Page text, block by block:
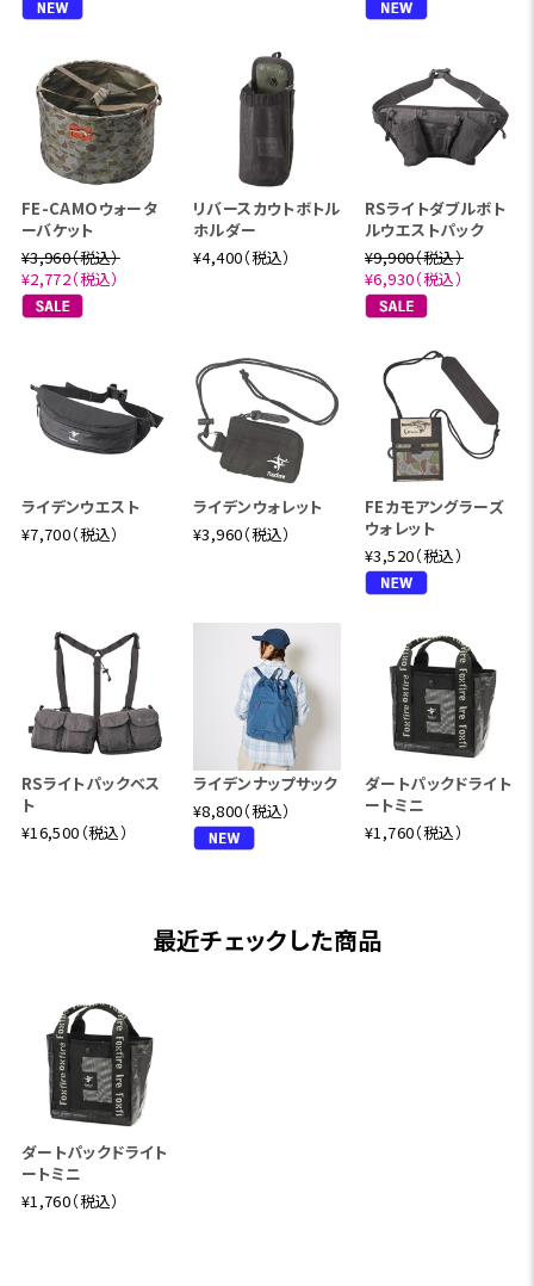
FE-CAMOウォータ
ーバケット
¥3,960（税込）
¥2,772（税込）
リバースカウトボトル
ホルダー
¥4,400（税込）
RSライトダブルボト
ルウエストパック
¥9,900（税込）
¥6,930（税込）
ライデンウエスト
¥7,700（税込）
ライデンウォレット
¥3,960（税込）
FEカモアングラーズ
ウォレット
¥3,520（税込）
RSライトパックベス
ト
¥16,500（税込）
ライデンナップサック
¥8,800（税込）
ダートパックドライト
ートミニ
¥1,760（税込）
最近チェックした商品
ダートパックドライト
ートミニ
¥1,760（税込）